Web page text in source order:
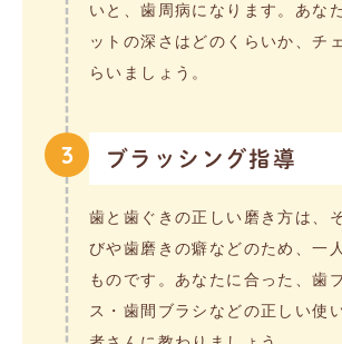
いと、歯周病になります。あな
ットの深さはどのくらいか、チ
らいましょう。
3 ブラッシング指導
歯と歯ぐきの正しい磨き方は、
びや歯磨きの癖などのため、一
ものです。あなたに合った、歯
ス・歯間ブラシなどの正しい使